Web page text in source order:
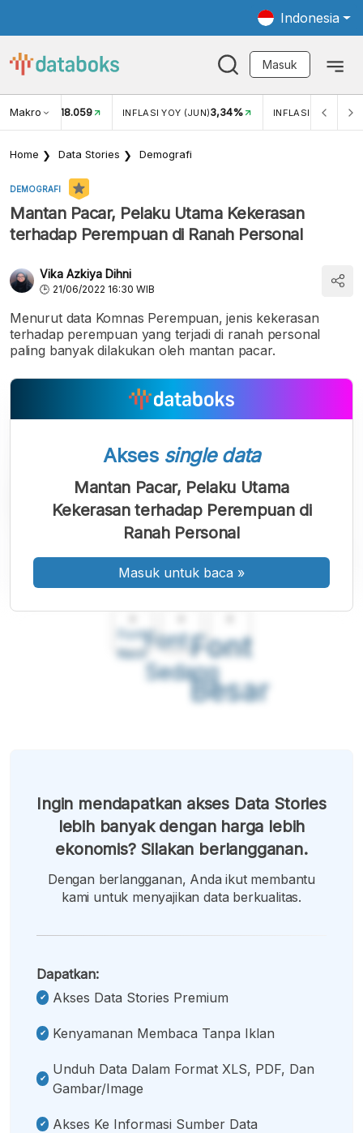
Indonesia
Masuk
Makro
USD/IDR 18.059 INFLASI YOY (JUN)3,34% INFLASI MOM
Home Data Stories Demografi
DEMOGRAFI
Mantan Pacar, Pelaku Utama Kekerasan
terhadap Perempuan di Ranah Personal
Vika Azkiya Dihni
21/06/2022 16:30 WIB
Menurut data Komnas Perempuan, jenis kekerasan
terhadap perempuan yang terjadi di ranah personal
paling banyak dilakukan oleh mantan pacar.
Font
Kecil
Font
Sedang
Font
Besar
Akses single data
Mantan Pacar, Pelaku Utama
Kekerasan terhadap Perempuan di
Ranah Personal
Masuk untuk baca »
Ingin mendapatkan akses Data Stories
lebih banyak dengan harga lebih
ekonomis? Silakan berlangganan.
Dengan berlangganan, Anda ikut membantu
kami untuk menyajikan data berkualitas.
Dapatkan:
Akses Data Stories Premium
Kenyamanan Membaca Tanpa Iklan
Unduh Data Dalam Format XLS, PDF, Dan
Gambar/image
Akses Ke Informasi Sumber Data